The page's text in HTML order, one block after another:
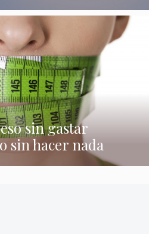
sin gastar
sin hacer nada